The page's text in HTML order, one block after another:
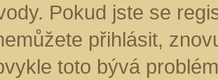
Pokud jste se
přihlásit,
toto bývá